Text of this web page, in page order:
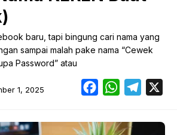
baru, tapi bingung cari nama yang
sampai malah pake nama “Cewek
Password” atau
1, 2025 FacebookWhatsApp